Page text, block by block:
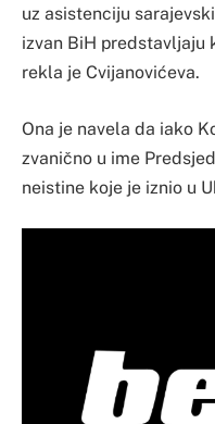
uz asistenciju
izvan BiH predstavljaju
rekla je Cvijanovićeva.
Ona je navela da iako
zvanično u ime
neistine koje je iznio u